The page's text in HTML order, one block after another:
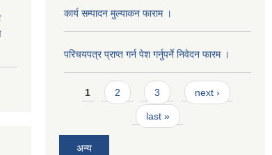
कार्य सम्पादन मुल्याक‌न फाराम ।
परिचयपत्र प्राप्त गर्न पेश गर्नुपर्ने निवेदन फारम ।
Pages
1 2 3 next ›
last »
अन्य